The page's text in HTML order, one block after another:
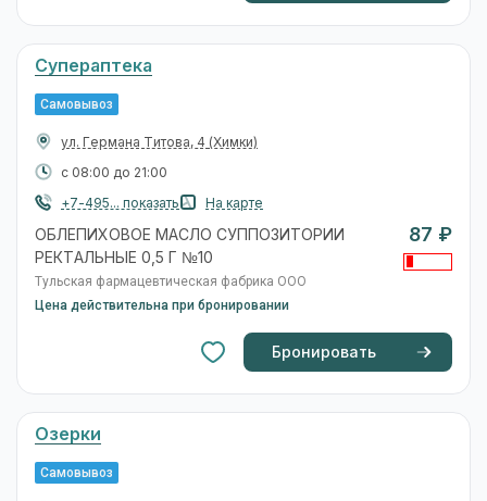
Супераптека
Самовывоз
ул. Германа Титова, 4 (Химки)
с 08:00 до 21:00
+7-495... показать
На карте
ОБЛЕПИХОВОЕ МАСЛО СУППОЗИТОРИИ
РЕКТАЛЬНЫЕ 0,5 Г №10
Тульская фармацевтическая фабрика ООО
Цена действительна при бронировании
87 ₽
Бронировать
Озерки
Самовывоз